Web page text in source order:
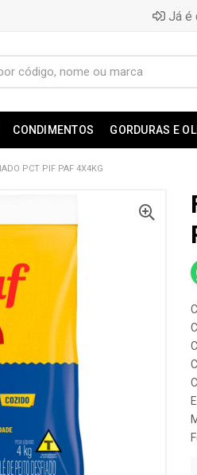
Já é
CONDIMENTOS GORDURAS E
PCT PIF PAF 4X4KG